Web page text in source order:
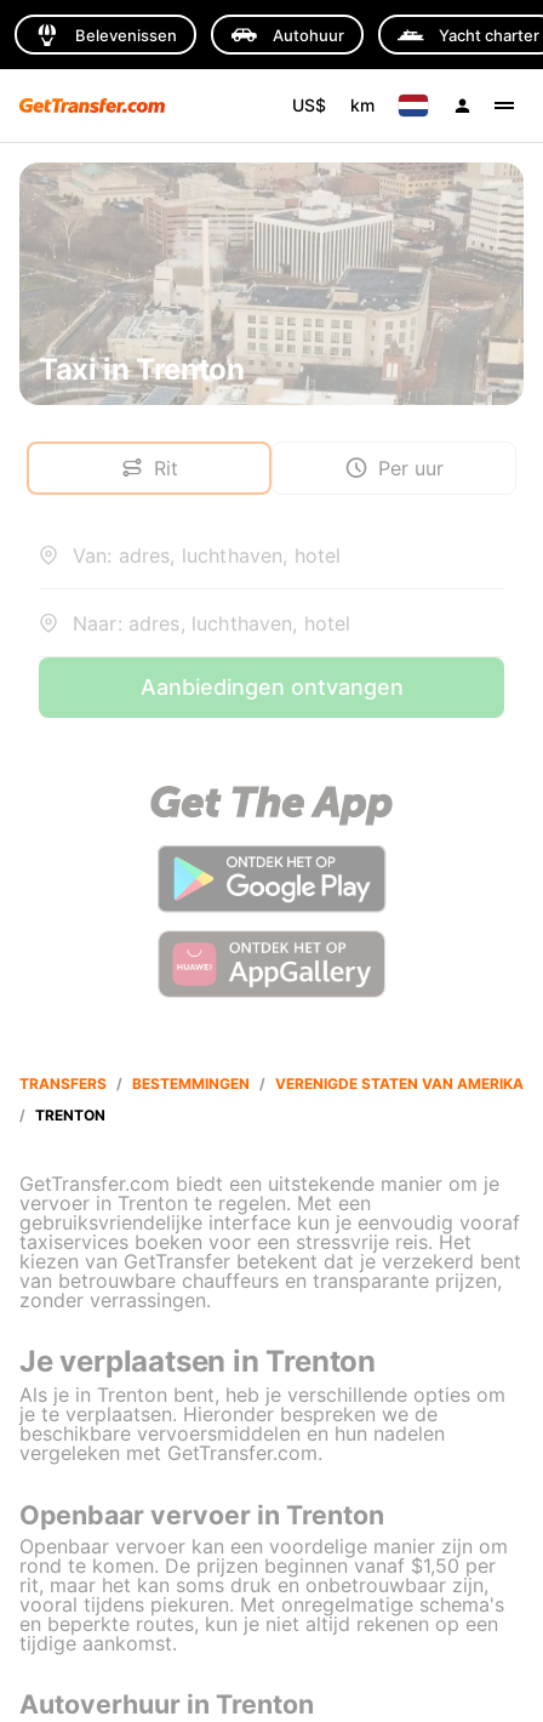
Belevenissen Autohuur Yacht charter
US$ km
Taxi in Trenton
Rit Per uur
Van: adres, luchthaven, hotel
Naar: adres, luchthaven, hotel
Aanbiedingen ontvangen
TRANSFERS / BESTEMMINGEN / VERENIGDE STATEN VAN AMERIKA
/ TRENTON
GetTransfer.com biedt een uitstekende manier om je
vervoer in Trenton te regelen. Met een
gebruiksvriendelijke interface kun je eenvoudig vooraf
taxiservices boeken voor een stressvrije reis. Het
kiezen van GetTransfer betekent dat je verzekerd bent
van betrouwbare chauffeurs en transparante prijzen,
zonder verrassingen.
Je verplaatsen in Trenton
Als je in Trenton bent, heb je verschillende opties om
je te verplaatsen. Hieronder bespreken we de
beschikbare vervoersmiddelen en hun nadelen
vergeleken met GetTransfer.com.
Openbaar vervoer in Trenton
Openbaar vervoer kan een voordelige manier zijn om
rond te komen. De prijzen beginnen vanaf $1,50 per
rit, maar het kan soms druk en onbetrouwbaar zijn,
vooral tijdens piekuren. Met onregelmatige schema's
en beperkte routes, kun je niet altijd rekenen op een
tijdige aankomst.
Autoverhuur in Trenton